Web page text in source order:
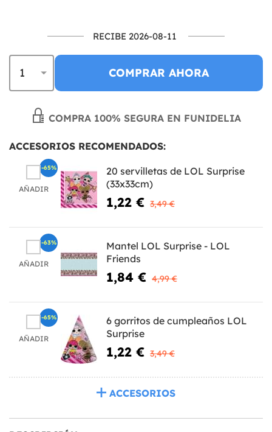
RECIBE 2026-08-11
COMPRAR AHORA
COMPRA 100% SEGURA EN FUNIDELIA
ACCESORIOS RECOMENDADOS:
AÑADIR
20 servilletas de LOL Surprise
(33x33cm)
1,22 € 3,49 €
-65%
AÑADIR
Mantel LOL Surprise - LOL
Friends
1,84 € 4,99 €
-63%
AÑADIR
6 gorritos de cumpleaños LOL
Surprise
1,22 € 3,49 €
-65%
ACCESORIOS